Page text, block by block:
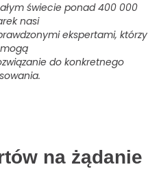
świecie ponad 400 000
nasi
ekspertami, którzy
do konkretnego
na żądanie